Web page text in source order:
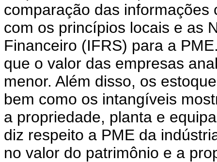
comparação das
com os princípios locais e as
Financeiro (IFRS) para a
que o valor das empresas
menor. Além disso, os
bem como os intangíveis
a propriedade, planta e
diz respeito a PME da
no valor do patrimônio e a